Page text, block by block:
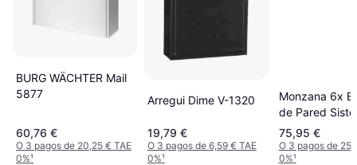
BURG WÄCHTER Mail
5877
60,76 €
O 3 pagos de 20,25 € TAE
0%¹
Arregui Dime V-1320
19,79 €
O 3 pagos de 6,59 € TAE
0%¹
Monzana 6x
de Pared
Casilleros de
Elegir - Negro
75,95 €
O 3 pagos de
0%¹